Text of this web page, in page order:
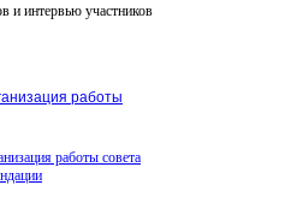
и интервью участников
работы